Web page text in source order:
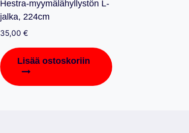
Hestra-myymälähyllystön L-
jalka, 224cm
35,00 €
Lisää ostoskoriin